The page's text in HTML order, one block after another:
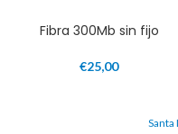
Fibra 300Mb sin fijo
€25,00
Santa